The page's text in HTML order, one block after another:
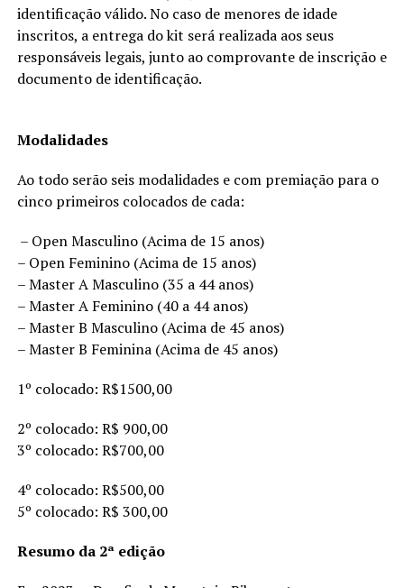
identificação válido. No caso de menores de idade
inscritos, a entrega do kit será realizada aos seus
responsáveis legais, junto ao comprovante de inscrição e
documento de identificação.
Modalidades
Ao todo serão seis modalidades e com premiação para o
cinco primeiros colocados de cada:
– Open Masculino (Acima de 15 anos)
– Open Feminino (Acima de 15 anos)
– Master A Masculino (35 a 44 anos)
– Master A Feminino (40 a 44 anos)
– Master B Masculino (Acima de 45 anos)
– Master B Feminina (Acima de 45 anos)
1º colocado: R$1500,00
2º colocado: R$ 900,00
3º colocado: R$700,00
4º colocado: R$500,00
5º colocado: R$ 300,00
Resumo da 2ª edição